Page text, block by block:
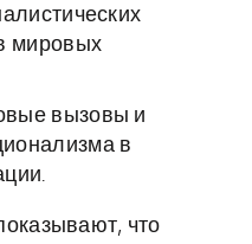
мировых
вызовы и
в
что